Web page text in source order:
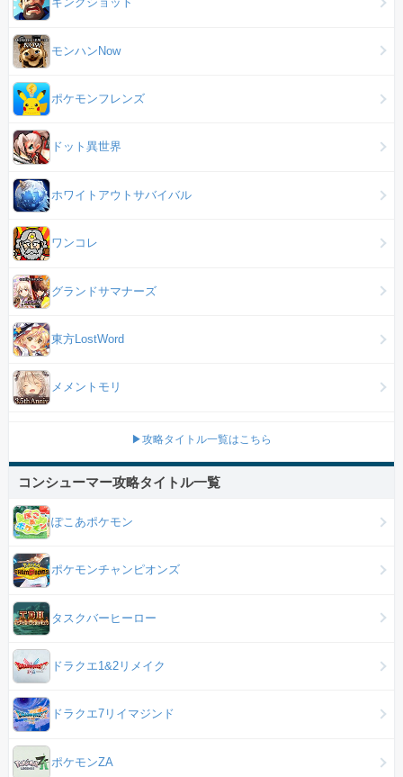
モンハンNow
ポケモンフレンズ
ドット異世界
ホワイトアウトサバイバル
ワンコレ
グランドサマナーズ
東方LostWord
メメントモリ
▶攻略タイトル一覧はこちら
コンシューマー攻略タイトル一覧
ぽこあポケモン
ポケモンチャンピオンズ
タスクバーヒーロー
ドラクエ1&2リメイク
ドラクエ7リイマジンド
ポケモンZA